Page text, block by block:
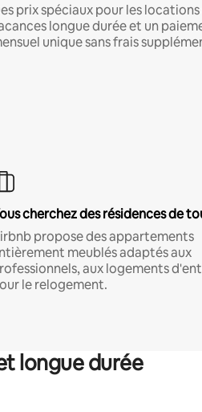
prix spéciaux pour les
longue durée et un
unique sans frais
cherchez des résidences de
propose des appartements
meublés adaptés aux
aux logements
le relogement.
longue durée